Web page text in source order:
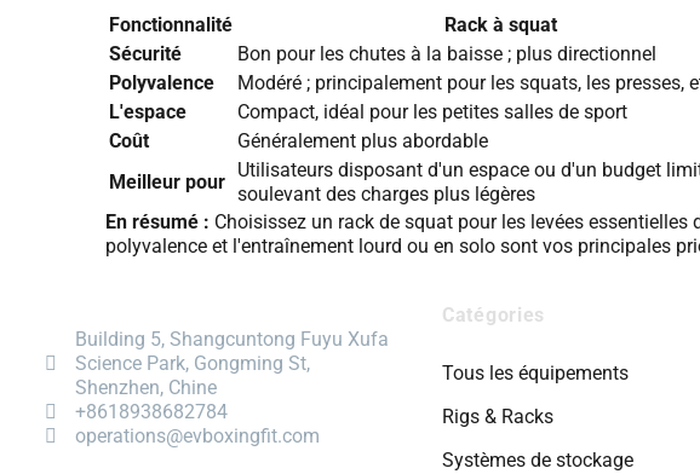
Fonctionnalité Rack à squat
Sécurité
Bon pour les chutes à la baisse ; plus directionnel
Polyvalence
Modéré ; principalement pour les squats, les presses,
L'espace
Compact, idéal pour les petites salles de sport
Coût
Généralement plus abordable
Meilleur pour
Utilisateurs disposant d'un espace ou d'un budget
soulevant des charges plus légères
En résumé : Choisissez un rack de squat pour les levées
polyvalence et l'entraînement lourd ou en solo sont vos principales
Building 5, Shangcuntong Fuyu Xufa
Science Park, Gongming St,
Shenzhen, Chine
+8618938682784
operations@evboxingfit.com
Catégories
Tous les équipements
Rigs & Racks
Systèmes de stockage